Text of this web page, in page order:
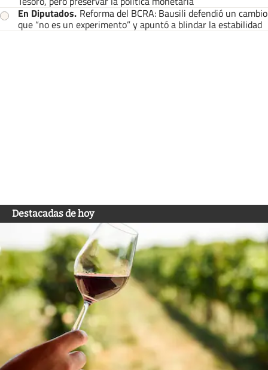
En Diputados. Reforma del BCRA: Bausili defendió un cambio
que “no es un experimento” y apuntó a blindar la estabilidad
Destacadas de hoy